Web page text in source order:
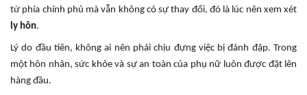
từ phía chính phủ mà vẫn không có sự thay đổi, đó là lúc nên xem xét
ly hôn.
Lý do đầu tiên, không ai nên phải chịu đựng việc bị đánh đập. Trong
một hôn nhân, sức khỏe và sự an toàn của phụ nữ luôn được đặt lên
hàng đầu.